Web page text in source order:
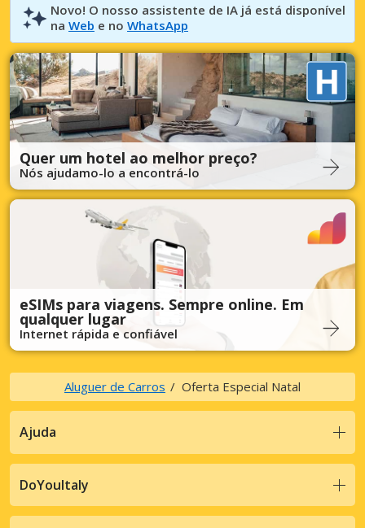
Novo! O nosso assistente de IA já está disponível
na Web e no WhatsApp
Quer um hotel ao melhor preço?
Nós ajudamo-lo a encontrá-lo
eSIMs para viagens. Sempre online. Em
qualquer lugar
Internet rápida e confiável
Aluguer de Carros Oferta Especial Natal
Ajuda
DoYouItaly